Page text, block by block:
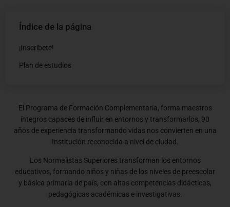
Índice de la página
¡Inscríbete!
Plan de estudios
El Programa de Formación Complementaria, forma maestros
íntegros capaces de influir en entornos y transformarlos, 90
años de experiencia transformando vidas nos convierten en una
Institución reconocida a nivel de ciudad.
Los Normalistas Superiores transforman los entornos
educativos, formando niños y niñas de los niveles de preescolar
y básica primaria de país, con altas competencias didácticas,
pedagógicas académicas e investigativas.